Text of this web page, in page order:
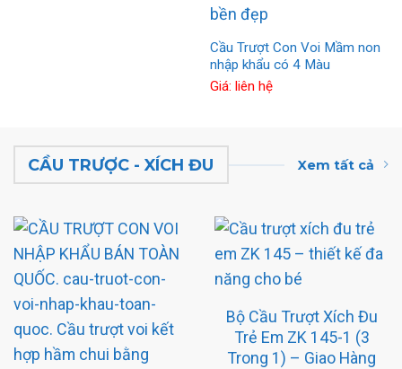
Cầu Trượt Con Voi Mầm non
nhập khẩu có 4 Màu
Giá: liên hệ
CẦU TRƯỢC - XÍCH ĐU Xem tất cả
Bộ Cầu Trượt Xích Đu
Trẻ Em ZK 145-1 (3
Trong 1) – Giao Hàng